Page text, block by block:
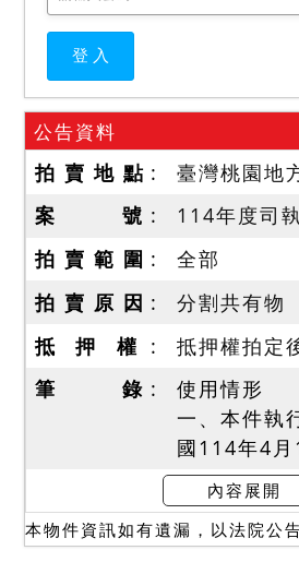
公告資料
拍 賣 地 點
臺灣桃園地
案 號
114年度司
拍 賣 範 圍
全部
拍 賣 原 因
分割共有物
抵 押 權
抵押權拍定
筆 錄
使用情形
一、本件執
國114年4月
債務人郭O
件標的建物
黃O華居住
內容展開
本物件資訊如有遺漏，以法院公